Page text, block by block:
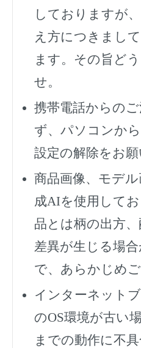
しておりますが
え方につきまし
ます。その旨ど
せ。
携帯電話からの
ず、 パソコンか
設定の解除をお願
商品画像、モデ
成AIを使用して
品とは柄の出方
差異が生じる場
で、あらかじめ
インターネット
のOS環境が古い
までの動作に不